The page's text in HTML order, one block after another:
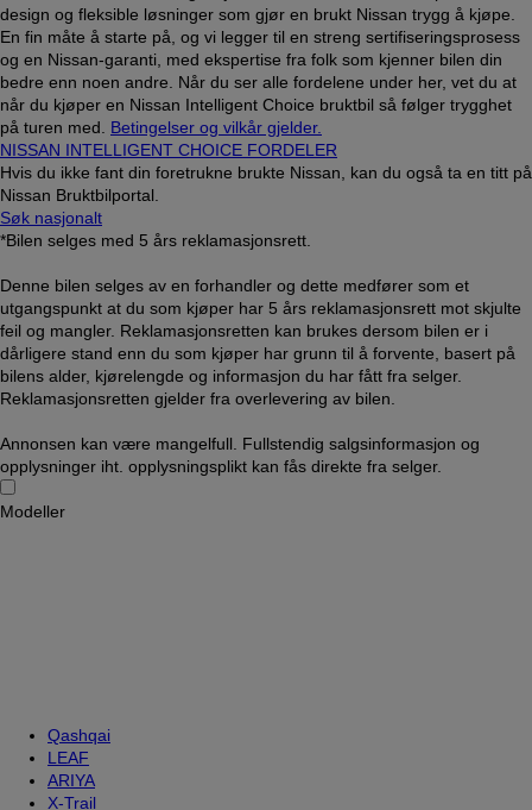
design og fleksible løsninger som gjør en brukt Nissan trygg å kjøpe.
En fin måte å starte på, og vi legger til en streng sertifiseringsprosess
og en Nissan-garanti, med ekspertise fra folk som kjenner bilen din
bedre enn noen andre. Når du ser alle fordelene under her, vet du at
når du kjøper en Nissan Intelligent Choice bruktbil så følger trygghet
på turen med. Betingelser og vilkår gjelder.
NISSAN INTELLIGENT CHOICE FORDELER
Hvis du ikke fant din foretrukne brukte Nissan, kan du også ta en titt på
Nissan Bruktbilportal.
Søk nasjonalt
*Bilen selges med 5 års reklamasjonsrett.
Denne bilen selges av en forhandler og dette medfører som et
utgangspunkt at du som kjøper har 5 års reklamasjonsrett mot skjulte
feil og mangler. Reklamasjonsretten kan brukes dersom bilen er i
dårligere stand enn du som kjøper har grunn til å forvente, basert på
bilens alder, kjørelengde og informasjon du har fått fra selger.
Reklamasjonsretten gjelder fra overlevering av bilen.
Annonsen kan være mangelfull. Fullstendig salgsinformasjon og
opplysninger iht. opplysningsplikt kan fås direkte fra selger.
Modeller
Qashqai
LEAF
ARIYA
X-Trail